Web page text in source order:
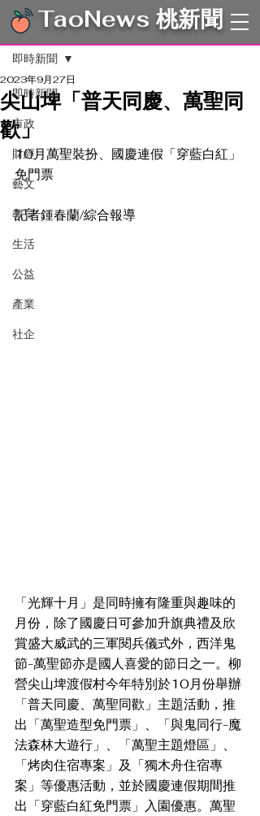
TaoNews 桃新聞
文章
即時新聞
市政
財經
藝文
教育
生活
公益
產業
社企
即時新聞
尖山埤「普天同慶、萬聖同
歡」
2023年9月27日
10月萬聖裝扮、國慶連假「穿藍白紅」
免門票
記者鍾春蘭/綜合報導
「光輝十月」是同時擁有隆重與趣味的
月份，除了國慶日可參加升旗典禮及欣
賞盛大威武的三軍閱兵儀式外，西洋鬼
節-萬聖節亦是國人喜愛的節日之一。柳
營尖山埤渡假村今年特別於10月份舉辦
「普天同慶、萬聖同歡」主題活動，推
出「萬聖造型免門票」、「與鬼同行-魔
法森林大遊行」、「萬聖主題燈區」、
「烤肉住宿專案」及「獨木舟住宿專
案」等優惠活動，並於國慶連假期間推
出「穿藍白紅免門票」入園優惠。萬聖